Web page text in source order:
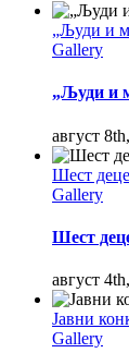
„Људи и
Gallery
„Људи и
август
Шест
Gallery
Шест
август
Јавни
Gallery